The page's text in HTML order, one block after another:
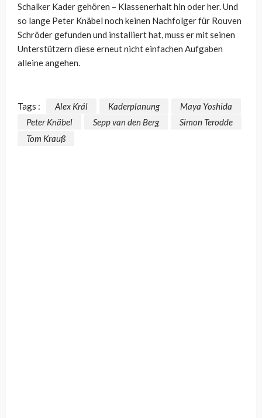
Schalker Kader gehören – Klassenerhalt hin oder her. Und
so lange Peter Knäbel noch keinen Nachfolger für Rouven
Schröder gefunden und installiert hat, muss er mit seinen
Unterstützern diese erneut nicht einfachen Aufgaben
alleine angehen.
Tags : Alex Král Kaderplanung
Maya Yoshida
Peter Knäbel
Sepp van den Berg
Simon Terodde
Tom Krauß